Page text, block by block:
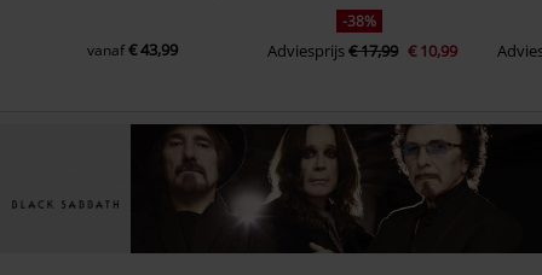
vanaf€ 43,99
-38%
Adviesprijs€ 17,99 € 10,99